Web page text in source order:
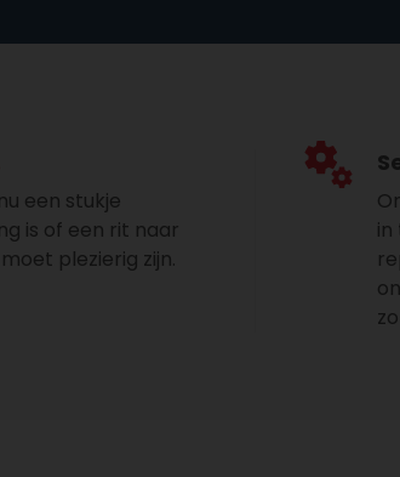
een stukje
is of een rit naar
plezierig zijn.
in